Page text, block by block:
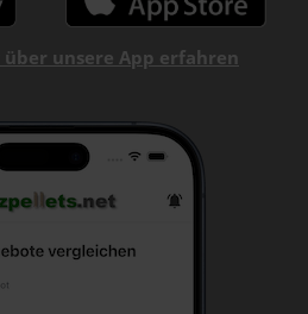
unsere App erfahren